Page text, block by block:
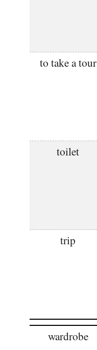
to take a tour
toilet
trip
wardrobe